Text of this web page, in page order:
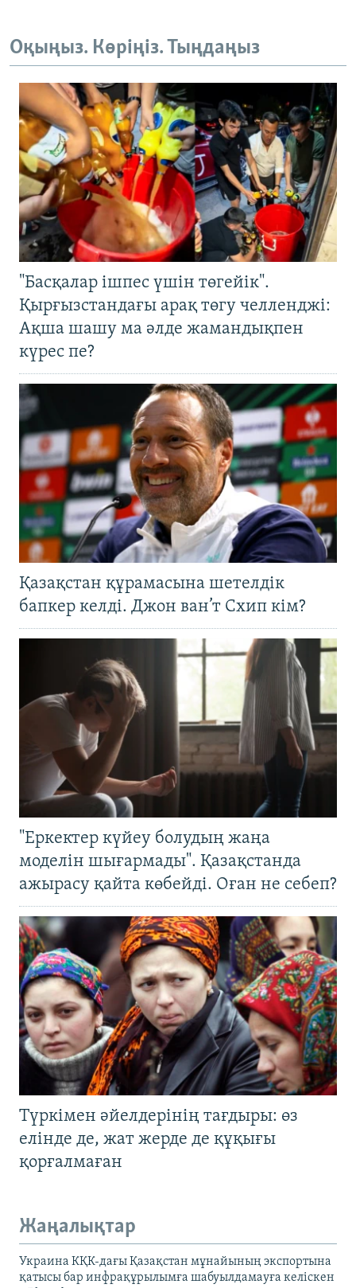
Оқыңыз. Көріңіз. Тыңдаңыз
"Басқалар ішпес үшін төгейік".
Қырғызстандағы арақ төгу челленджі:
Ақша шашу ма әлде жамандықпен
күрес пе?
Қазақстан құрамасына шетелдік
бапкер келді. Джон ван’т Схип кім?
"Еркектер күйеу болудың жаңа
моделін шығармады". Қазақстанда
ажырасу қайта көбейді. Оған не себеп?
Түркімен әйелдерінің тағдыры: өз
елінде де, жат жерде де құқығы
қорғалмаған
Жаңалықтар
Украина КҚК-дағы Қазақстан мұнайының экспортына
қатысы бар инфрақұрылымға шабуылдамауға келіскен